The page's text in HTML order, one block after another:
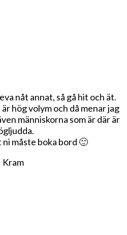
nåt annat, så gå hit och ät.
hög volym och då menar jag
människorna som är där är
ni måste boka bord 🙂
Kram